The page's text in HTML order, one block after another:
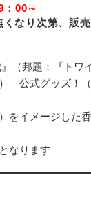
00～
なり次第、販売
（邦題：『トワ
公式グッズ！（
をイメージした
なります